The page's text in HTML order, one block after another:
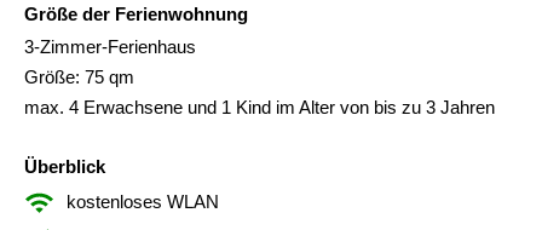
Größe der Ferienwohnung
3-Zimmer-Ferienhaus
Größe: 75 qm
max. 4 Erwachsene und 1 Kind im Alter von bis zu 3 Jahren
Überblick
kostenloses WLAN